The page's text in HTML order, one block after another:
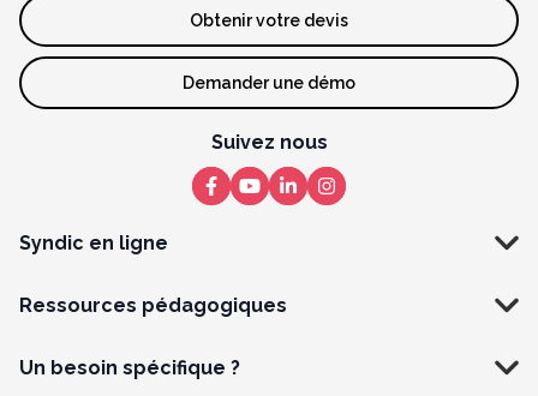
Syndic en ligne
Ressources pédagogiques
Un besoin spécifique ?
Obtenir votre devis
Demander une démo
Suivez nous